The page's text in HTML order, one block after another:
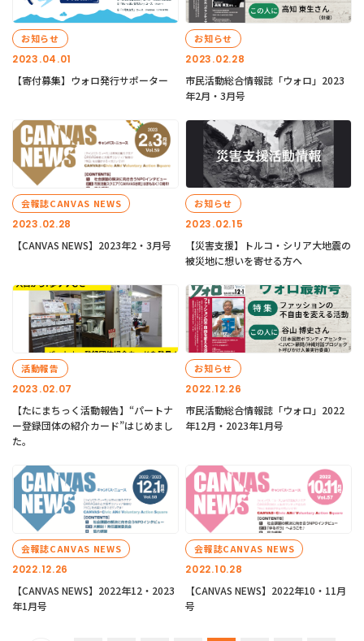
2023.04.01
お知らせ
【寄付募集】ウォロ発行サポーター
2023.02.28
お知らせ
市民活動総合情報誌「ウォロ」2023
年2月・3月号
2023.02.28
会報誌CANVAS NEWS
【CANVAS NEWS】2023年2・3月号
2023.02.15
お知らせ
【災害支援】トルコ・シリア大地震の
被災地に想いを寄せる方へ
2023.02.07
活動報告
【たにまちっく活動報告】“パートナ
ー登録団体の紹介カード”はじめまし
た。
2022.12.26
お知らせ
市民活動総合情報誌「ウォロ」2022
年12月・2023年1月号
2022.12.26
会報誌CANVAS NEWS
【CANVAS NEWS】2022年12・2023
年1月号
2022.10.28
会報誌CANVAS NEWS
【CANVAS NEWS】2022年10・11月
号